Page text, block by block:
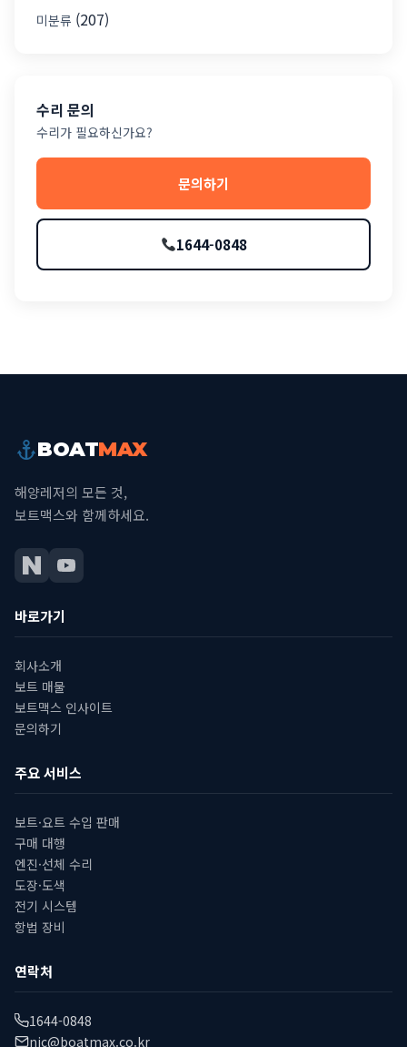
미분류 (207)
수리 문의
수리가 필요하신가요?
문의하기
1644-0848
BOATMAX
해양레저의 모든 것,
보트맥스와 함께하세요.
바로가기
회사소개
보트 매물
보트맥스 인사이트
문의하기
주요 서비스
보트·요트 수입 판매
구매 대행
엔진·선체 수리
도장·도색
전기 시스템
항법 장비
연락처
1644-0848
nic@boatmax.co.kr